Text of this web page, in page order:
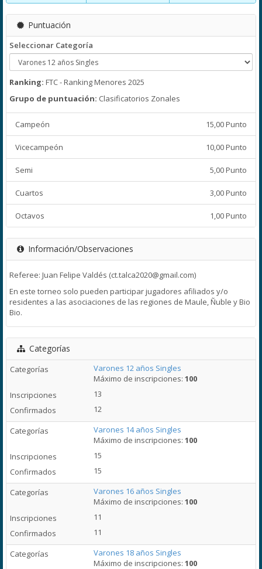
Puntuación
Seleccionar Categoría
Ranking: FTC - Ranking Menores 2025
Grupo de puntuación: Clasificatorios Zonales
Campeón 15,00 Punto
Vicecampeón 10,00 Punto
Semi 5,00 Punto
Cuartos 3,00 Punto
Octavos 1,00 Punto
Información/Observaciones
Referee: Juan Felipe Valdés (ct.talca2020@gmail.com)
En este torneo solo pueden participar jugadores afiliados y/o
residentes a las asociaciones de las regiones de Maule, Ñuble y Bio
Bio.
Categorías
Varones 12 años Singles
Máximo de inscripciones:100
13
12
Varones 14 años Singles
Máximo de inscripciones:100
15
15
Varones 16 años Singles
Máximo de inscripciones:100
11
11
Varones 18 años Singles
Máximo de inscripciones:100